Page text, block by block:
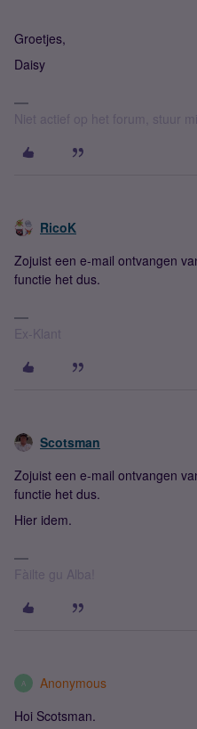
Groetjes,
Daisy
Niet actief op het forum, stuur
RicoK
Zojuist een e-mail ontvangen
functie het dus.
Ex-Klant
Scotsman
Zojuist een e-mail ontvangen
functie het dus.
Hier idem.
Fàilte gu Alba!
A Anonymous
Hoi Scotsman.